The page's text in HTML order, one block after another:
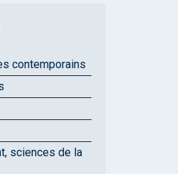
contemporains
sciences de la